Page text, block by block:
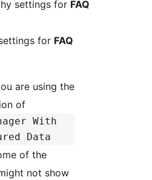
settings for FAQ
for FAQ
are using the
of
With
Data
of the
not show